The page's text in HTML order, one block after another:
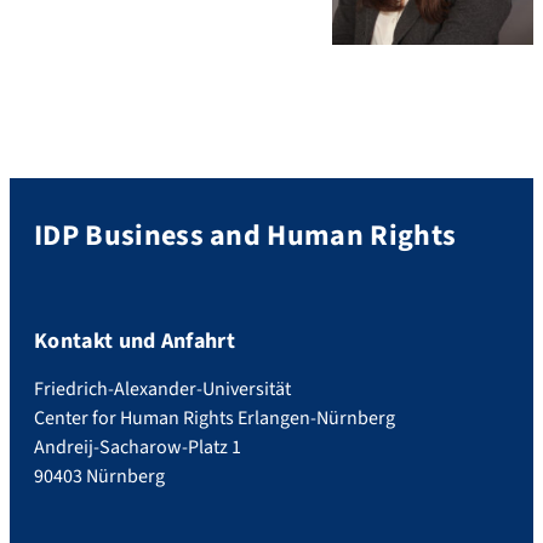
IDP Business and Human Rights
Kontakt und Anfahrt
Friedrich-Alexander-Universität
Center for Human Rights Erlangen-Nürnberg
Andreij-Sacharow-Platz 1
90403 Nürnberg